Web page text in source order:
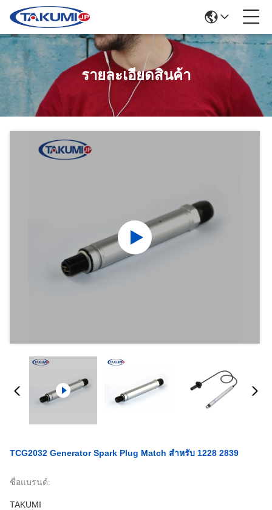
รายละเอียดสินค้า
TCG2032 Generator Spark Plug Match สำหรับ 1228 2839
ชื่อแบรนด์:
TAKUMI